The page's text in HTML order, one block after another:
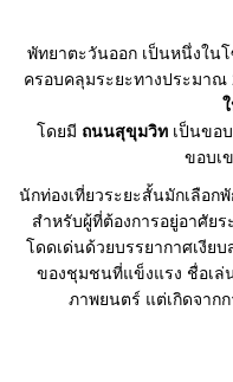
พัทยาตะวันออก เป็นหนึ่งใน
ครอบคลุมระยะทางประมาณ
โดยมี ถนนสุขุมวิทเป็นขอ
ขอบเ
นักท่องเที่ยวระยะสั้นมักเลือก
สำหรับผู้ที่ต้องการอยู่อาศัย
โดดเด่นด้วยบรรยากาศเงีย
ของชุมชนที่แข็งแรง ชื่อเล่น
ภาพยนตร์ แต่เกิดจาก